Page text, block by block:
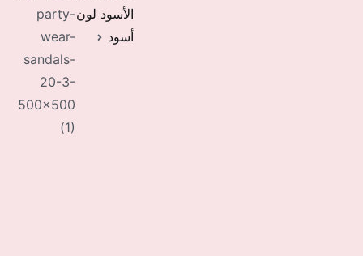
الأسود لون
أسود
party-
wear-
sandals-
20-3-
500×500
(1)